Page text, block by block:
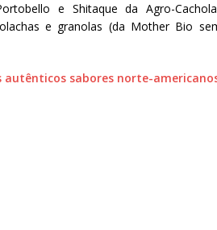
e Shitaque da Agro-
e granolas (da Mother Bio
autênticos sabores norte-